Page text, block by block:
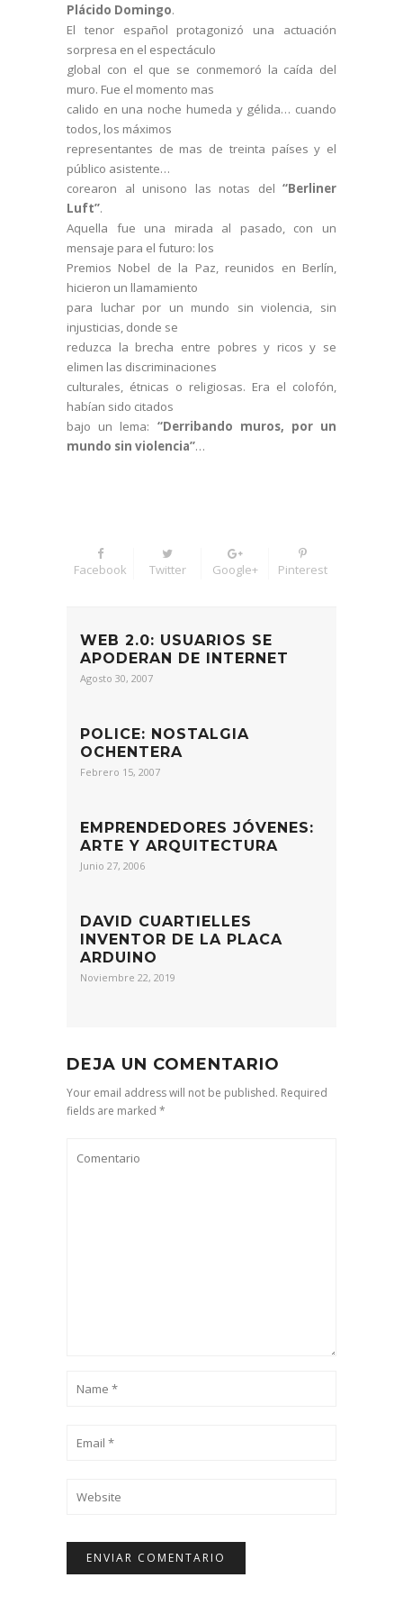
Plácido Domingo.
El tenor español protagonizó una actuación
sorpresa en el espectáculo
global con el que se conmemoró la caída del
muro. Fue el momento mas
calido en una noche humeda y gélida… cuando
todos, los máximos
representantes de mas de treinta países y el
público asistente…
corearon al unisono las notas del “Berliner
Luft”.
Aquella fue una mirada al pasado, con un
mensaje para el futuro: los
Premios Nobel de la Paz, reunidos en Berlín,
hicieron un llamamiento
para luchar por un mundo sin violencia, sin
injusticias, donde se
reduzca la brecha entre pobres y ricos y se
elimen las discriminaciones
culturales, étnicas o religiosas. Era el colofón,
habían sido citados
bajo un lema: “Derribando muros, por un
mundo sin violencia”…
Facebook Twitter Google+ Pinterest
WEB 2.0: USUARIOS SE
APODERAN DE INTERNET
Agosto 30, 2007
POLICE: NOSTALGIA
OCHENTERA
Febrero 15, 2007
EMPRENDEDORES JÓVENES:
ARTE Y ARQUITECTURA
Junio 27, 2006
DAVID CUARTIELLES
INVENTOR DE LA PLACA
ARDUINO
Noviembre 22, 2019
DEJA UN COMENTARIO
Your email address will not be published. Required
fields are marked *